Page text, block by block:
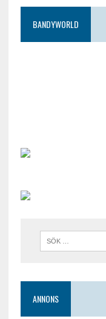
BANDYWORLD
ANNONS